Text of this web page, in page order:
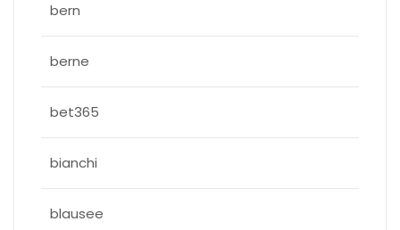
bern
berne
bet365
bianchi
blausee